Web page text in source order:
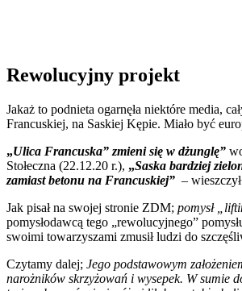
Rewolucyjny projekt
Jakaż to podnieta ogarnęła niektóre media,
Francuskiej, na Saskiej Kępie. Miało być
„Ulica Francuska” zmieni się w dżunglę”
Stołeczna (22.12.20 r.), „Saska bardziej
zamiast betonu na Francuskiej” –
Jak pisał na swojej stronie ZDM; pomysł
pomysłodawcą tego „rewolucyjnego”
swoimi towarzyszami zmusił ludzi do
Czytamy dalej; Jego podstawowym
narożników skrzyżowań i wysepek. W sumie